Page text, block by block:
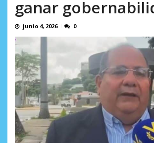
ganar
junio 4, 2026 0